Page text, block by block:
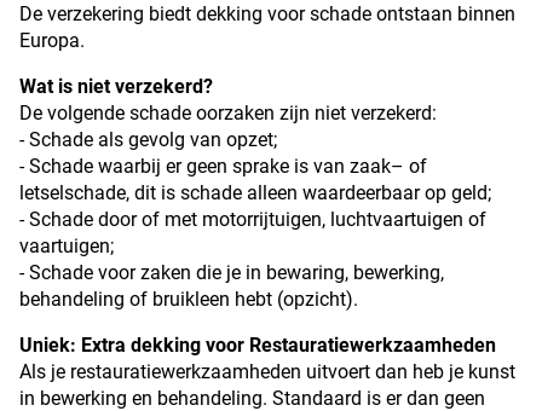
De verzekering biedt dekking voor schade ontstaan binnen
Europa.
Wat is niet verzekerd?
De volgende schade oorzaken zijn niet verzekerd:
- Schade als gevolg van opzet;
- Schade waarbij er geen sprake is van zaak– of
letselschade, dit is schade alleen waardeerbaar op geld;
- Schade door of met motorrijtuigen, luchtvaartuigen of
vaartuigen;
- Schade voor zaken die je in bewaring, bewerking,
behandeling of bruikleen hebt (opzicht).
Uniek: Extra dekking voor Restauratiewerkzaamheden
Als je restauratiewerkzaamheden uitvoert dan heb je kunst
in bewerking en behandeling. Standaard is er dan geen